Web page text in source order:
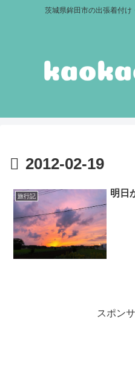
茨城県鉾田市の出張着付
2012-02-19
旅行記 明日
スポン